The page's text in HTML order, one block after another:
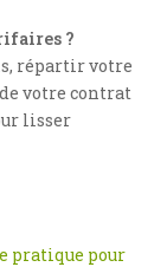
?
répartir votre
votre contrat
lisser
pratique pour